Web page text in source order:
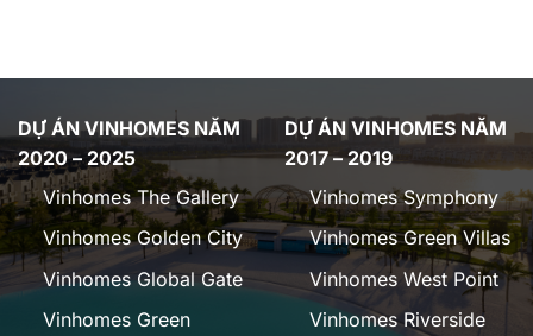
DỰ ÁN VINHOMES NĂM
2020 – 2025
Vinhomes The Gallery
Vinhomes Golden City
Vinhomes Global Gate
Vinhomes Green
DỰ ÁN VINHOMES NĂM
2017 – 2019
Vinhomes Symphony
Vinhomes Green Villas
Vinhomes West Point
Vinhomes Riverside